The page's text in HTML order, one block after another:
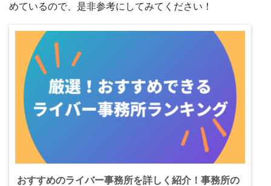
めているので、是非参考にしてみてください！
おすすめのライバー事務所を詳しく紹介！事務所の